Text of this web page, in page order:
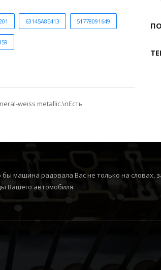
63145A8E413 51778091649
weiss metallic.\nЕсть
машина радовала Вас не только на словах,
Вашего автомобиля.